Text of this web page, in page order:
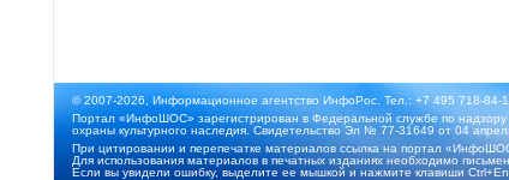
© 2007-2026, Информационное агентство ИнфоРос. Тел.: +7 495 718-84-
Портал «ИнфоШОС» зарегистрирован в Федеральной службе по надзору
охраны культурного наследия. Свидетельство Эл № 77-31649 от 04
При цитировании и перепечатке материалов ссылка на портал
Для использования материалов в печатных изданиях необходимо
Если вы увидели ошибку, выделите ее мышкой и нажмите клавиши